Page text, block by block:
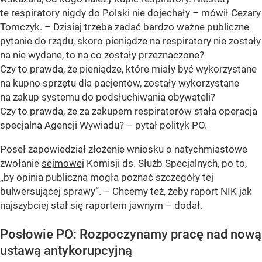
te respiratory nigdy do Polski nie dojechały – mówił Cezary
Tomczyk. – Dzisiaj trzeba zadać bardzo ważne publiczne
pytanie do rządu, skoro pieniądze na respiratory nie zostały
na nie wydane, to na co zostały przeznaczone?
Czy to prawda, że pieniądze, które miały być wykorzystane
na kupno sprzętu dla pacjentów, zostały wykorzystane
na zakup systemu do podsłuchiwania obywateli?
Czy to prawda, że za zakupem respiratorów stała operacja
specjalna Agencji Wywiadu? – pytał polityk PO.
Poseł zapowiedział złożenie wniosku o natychmiastowe
zwołanie sejmowej Komisji ds. Służb Specjalnych, po to,
„by opinia publiczna mogła poznać szczegóły tej
bulwersującej sprawy”. – Chcemy też, żeby raport NIK jak
najszybciej stał się raportem jawnym – dodał.
Posłowie PO: Rozpoczynamy pracę nad nową
ustawą antykorupcyjną